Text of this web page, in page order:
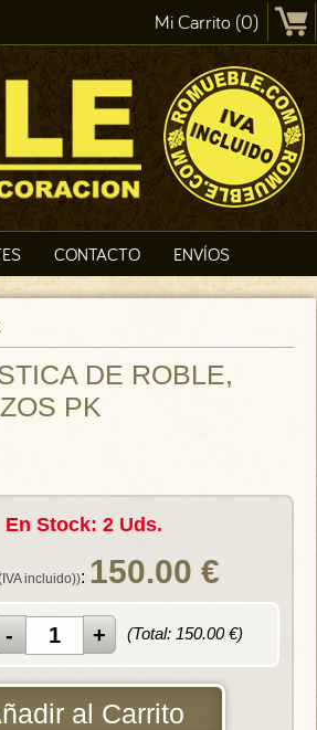
Mi Carrito (0)
CONTACTO ENVÍOS
DE ROBLE,
PK
En Stock: 2 Uds.
incluido)): 150.00 €
(Total: 150.00€)
al Carrito